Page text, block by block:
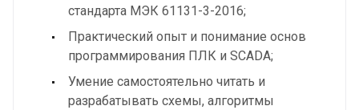
стандарта МЭК 61131-3-2016;
Практический опыт и понимание основ
программирования ПЛК и SCADA;
Умение самостоятельно читать и
разрабатывать схемы, алгоритмы